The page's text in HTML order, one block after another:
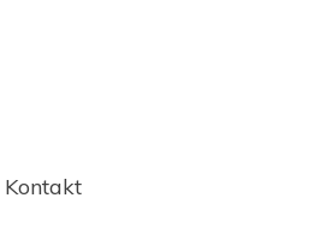
Kontakt